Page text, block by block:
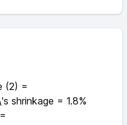
(2) =
shrinkage = 1.8%